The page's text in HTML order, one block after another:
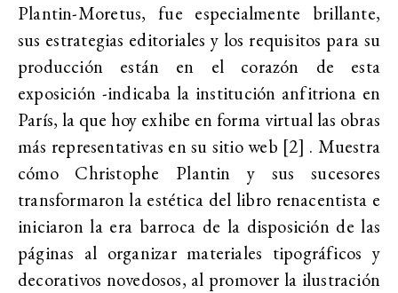
Plantin-Moretus, fue especialmente brillante,
sus estrategias editoriales y los requisitos para su
producción están en el corazón de esta
exposición -indicaba la institución anfitriona en
París, la que hoy exhibe en forma virtual las obras
más representativas en su sitio web [2] . Muestra
cómo Christophe Plantin y sus sucesores
transformaron la estética del libro renacentista e
iniciaron la era barroca de la disposición de las
páginas al organizar materiales tipográficos y
decorativos novedosos, al promover la ilustración